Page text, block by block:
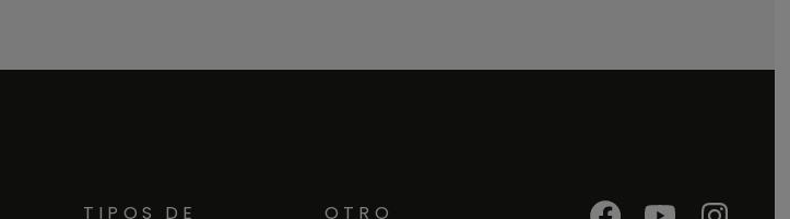
TIPOS DE OTRO